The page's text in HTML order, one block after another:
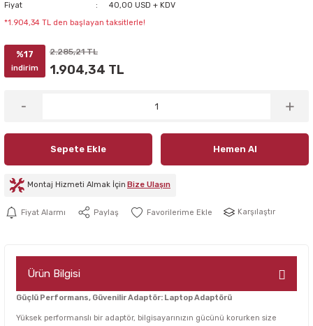
Fiyat
40,00 USD + KDV
*1.904,34 TL den başlayan taksitlerle!
%17
indirim
2.285,21 TL
1.904,34 TL
Sepete Ekle Hemen Al
Montaj Hizmeti Almak İçin Bize Ulaşın
Fiyat Alarmı Paylaş Karşılaştır
Ürün Bilgisi
Güçlü Performans, Güvenilir Adaptör: Laptop Adaptörü
Yüksek performanslı bir adaptör, bilgisayarınızın gücünü korurken size